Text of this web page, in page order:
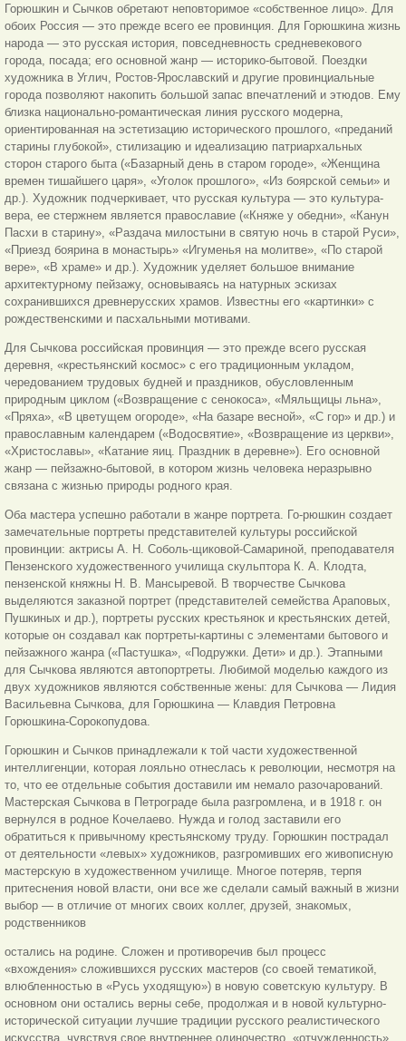
Горюшкин и Сычков обретают неповторимое «собственное лицо». Для
обоих Россия — это прежде всего ее провинция. Для Горюшкина жизнь
народа — это русская история, повседневность средневекового
города, посада; его основной жанр — историко-бытовой. Поездки
художника в Углич, Ростов-Ярославский и другие провинциальные
города позволяют накопить большой запас впечатлений и этюдов. Ему
близка национально-романтическая линия русского модерна,
ориентированная на эстетизацию исторического прошлого, «преданий
старины глубокой», стилизацию и идеализацию патриархальных
сторон старого быта («Базарный день в старом городе», «Женщина
времен тишайшего царя», «Уголок прошлого», «Из боярской семьи» и
др.). Художник подчеркивает, что русская культура — это культура-
вера, ее стержнем является православие («Княже у обедни», «Канун
Пасхи в старину», «Раздача милостыни в святую ночь в старой Руси»,
«Приезд боярина в монастырь» «Игуменья на молитве», «По старой
вере», «В храме» и др.). Художник уделяет большое внимание
архитектурному пейзажу, основываясь на натурных эскизах
сохранившихся древнерусских храмов. Известны его «картинки» с
рождественскими и пасхальными мотивами.
Для Сычкова российская провинция — это прежде всего русская
деревня, «крестьянский космос» с его традиционным укладом,
чередованием трудовых будней и праздников, обусловленным
природным циклом («Возвращение с сенокоса», «Мяльщицы льна»,
«Пряха», «В цветущем огороде», «На базаре весной», «С гор» и др.) и
православным календарем («Водосвятие», «Возвращение из церкви»,
«Христославы», «Катание яиц. Праздник в деревне»). Его основной
жанр — пейзажно-бытовой, в котором жизнь человека неразрывно
связана с жизнью природы родного края.
Оба мастера успешно работали в жанре портрета. Го-рюшкин создает
замечательные портреты представителей культуры российской
провинции: актрисы А. Н. Соболь-щиковой-Самариной, преподавателя
Пензенского художественного училища скульптора К. А. Клодта,
пензенской княжны Н. В. Мансыревой. В творчестве Сычкова
выделяются заказной портрет (представителей семейства Араповых,
Пушкиных и др.), портреты русских крестьянок и крестьянских детей,
которые он создавал как портреты-картины с элементами бытового и
пейзажного жанра («Пастушка», «Подружки. Дети» и др.). Этапными
для Сычкова являются автопортреты. Любимой моделью каждого из
двух художников являются собственные жены: для Сычкова — Лидия
Васильевна Сычкова, для Горюшкина — Клавдия Петровна
Горюшкина-Сорокопудова.
Горюшкин и Сычков принадлежали к той части художественной
интеллигенции, которая лояльно отнеслась к революции, несмотря на
то, что ее отдельные события доставили им немало разочарований.
Мастерская Сычкова в Петрограде была разгромлена, и в 1918 г. он
вернулся в родное Кочелаево. Нужда и голод заставили его
обратиться к привычному крестьянскому труду. Горюшкин пострадал
от деятельности «левых» художников, разгромивших его живописную
мастерскую в художественном училище. Многое потеряв, терпя
притеснения новой власти, они все же сделали самый важный в жизни
выбор — в отличие от многих своих коллег, друзей, знакомых,
родственников
остались на родине. Сложен и противоречив был процесс
«вхождения» сложившихся русских мастеров (со своей тематикой,
влюбленностью в «Русь уходящую») в новую советскую культуру. В
основном они остались верны себе, продолжая и в новой культурно-
исторической ситуации лучшие традиции русского реалистического
искусства, чувствуя свое внутреннее одиночество, «отчужденность»